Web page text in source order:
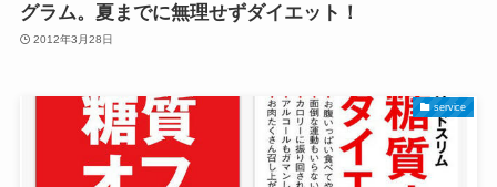
グラム。夏までに無理せずダイエット！
2012年3月28日
service